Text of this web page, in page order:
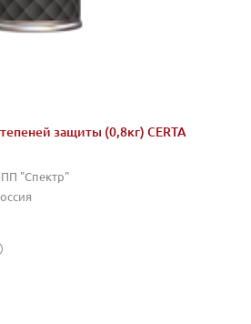
защиты (0,8кг) CERTA
"Спектр"